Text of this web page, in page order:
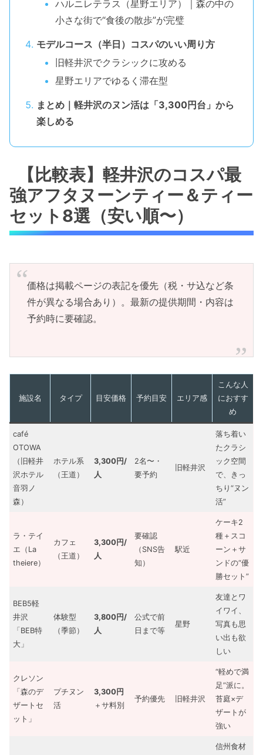
ハルニレテラス（星野エリア）｜森の中の
小さな街で“食後の散歩”が完璧
モデルコース（半日）コスパのいい周り方
旧軽井沢でクラシックに攻める
星野エリアでゆるく滞在型
まとめ｜軽井沢のヌン活は「3,300円台」から
楽しめる
【比較表】軽井沢のコスパ最
強アフタヌーンティー＆ティー
セット8選（安い順〜）
価格は掲載ページの表記を優先（税・サ込など条
件が異なる場合あり）。最新の提供期間・内容は
予約時に要確認。
施設名 タイプ 目安価格 予約目安 エリア感
こんな人
におすす
め
café
OTOWA
（旧軽井
沢ホテル
音羽ノ
森）
ホテル系
（王道）
3,300円/
人
2名〜・
要予約
旧軽井沢
落ち着い
たクラシ
ック空間
で、きっ
ちり“ヌン
活”
ラ・テイ
エ（La
theiere）
カフェ
（王道）
3,300円/
人
要確認
（SNS告
知）
駅近
ケーキ2
種＋スコ
ーン＋サ
ンドの“優
勝セット”
BEB5軽
井沢
「BEB特
大」
体験型
（季節）
3,800円/
人
公式で前
日まで等
星野
友達とワ
イワイ、
写真も思
い出も欲
しい
クレソン
「森のデ
ザートセ
ット」
プチヌン
活
3,300円
＋サ料別
予約優先 旧軽井沢
“軽めで満
足”派に。
苔庭×デ
ザートが
強い
信州食材